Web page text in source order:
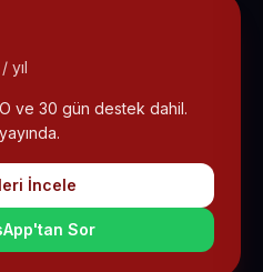
yıl
ve 30 gün destek dahil.
İncele
Sor